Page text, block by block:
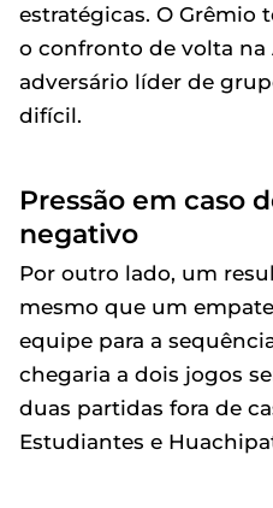
estratégicas. O Grêmio
o confronto de volta na
adversário líder de
difícil.
Pressão em caso
negativo
Por outro lado, um
mesmo que um
equipe para a
chegaria a dois jogos
duas partidas fora de
Estudiantes e